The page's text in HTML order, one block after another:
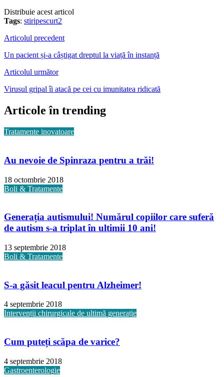
Distribuie acest articol
Tags: stiripescurt2
Articolul precedent
Un pacient și-a câștigat dreptul la viață în instanță
Articolul următor
Virusul gripal îi atacă pe cei cu imunitatea ridicată
Articole în trending
Tratamente inovatoare
Au nevoie de Spinraza pentru a trăi!
18 octombrie 2018
Boli & Tratamente
Generația autismului! Numărul copiilor care suferă
de autism s-a triplat în ultimii 10 ani!
13 septembrie 2018
Boli & Tratamente
S-a găsit leacul pentru Alzheimer!
4 septembrie 2018
Intervenții chirurgicale de ultimă generație
Cum puteți scăpa de varice?
4 septembrie 2018
Gastroenterologie